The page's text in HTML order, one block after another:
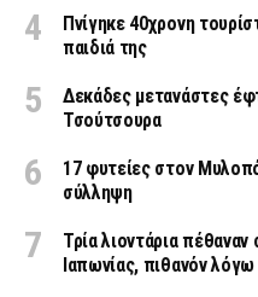
Πνίγηκε 40χρονη
παιδιά της
Δεκάδες μετανάστες
Τσούτσουρα
17 φυτείες στον
σύλληψη
Τρία λιοντάρια
Ιαπωνίας, πιθανόν